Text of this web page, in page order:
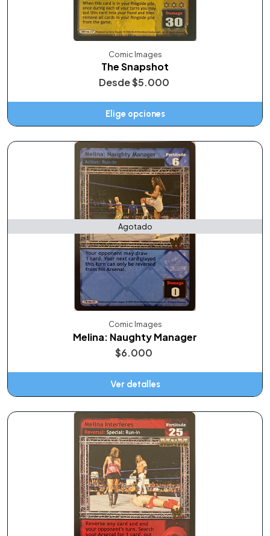
Comic Images
The Snapshot
Desde$5.000
Elige opciones
Agotado
Comic Images
Melina: Naughty Manager
$6.000
Ver detalles